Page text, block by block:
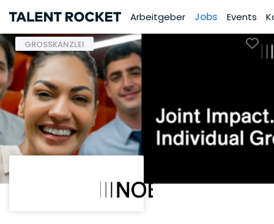
Arbeitgeber Jobs Events
GROSSKANZLEI